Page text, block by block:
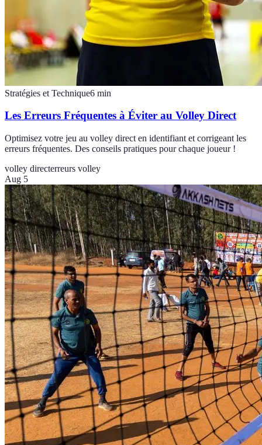
Stratégies et Technique6 min
Les Erreurs Fréquentes à Éviter au Volley Direct
Optimisez votre jeu au volley direct en identifiant et corrigeant les
erreurs fréquentes. Des conseils pratiques pour chaque joueur !
volley directerreurs volley
Aug 5